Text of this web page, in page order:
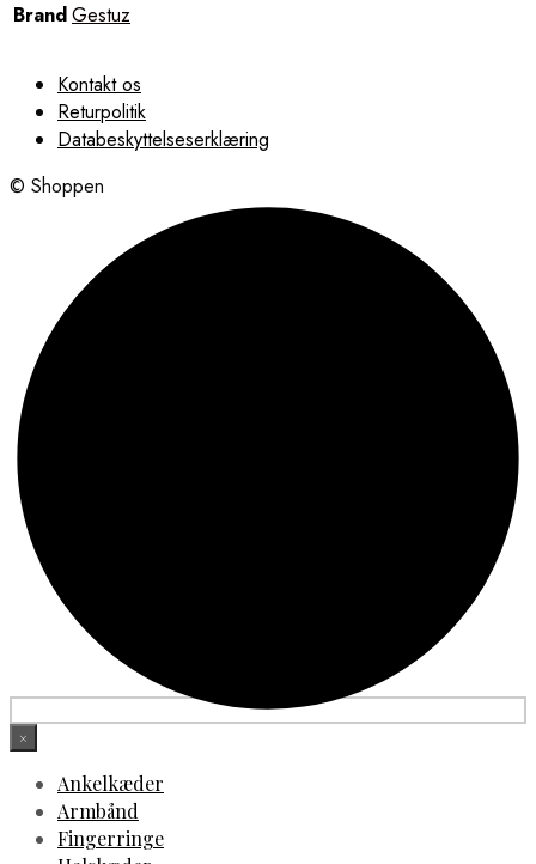
BrandGestuz
Kontakt os
Returpolitik
Databeskyttelseserklæring
© Shoppen
×
Ankelkæder
Armbånd
Fingerringe